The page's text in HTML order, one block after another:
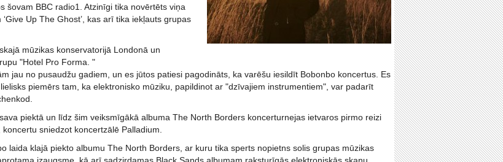
šovam BBC radio1. Atzinīgi tika novērtēts viņa
Up The Ghost’, kas arī tika iekļauts grupas
mūzikas konservatorijā Londonā un
"Hotel Pro Forma. "
jau no pusaudžu gadiem, un es jūtos patiesi pagodināts, ka varēšu iesildīt Bobonbo koncertus. Es
piemērs tam, ka elektronisko mūziku, papildinot ar "dzīvajiem instrumentiem", var padarīt
piektā un līdz šim veiksmīgākā albuma The North Borders koncerturnejas ietvaros pirmo reizi
sniedzot koncertzālē Palladium.
laida klajā piekto albumu The North Borders, ar kuru tika sperts nopietns solis grupas mūzikas